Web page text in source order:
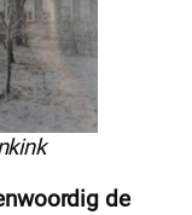
de